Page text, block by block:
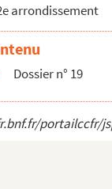
Statue de Baudin
arrondissement
Dossier n° 19
portailccfr/